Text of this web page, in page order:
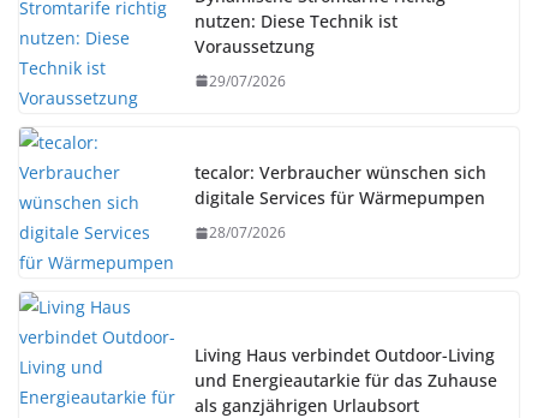
nutzen: Diese Technik ist
Voraussetzung
29/07/2026
tecalor: Verbraucher wünschen sich
digitale Services für Wärmepumpen
28/07/2026
Living Haus verbindet Outdoor-Living
und Energieautarkie für das Zuhause
als ganzjährigen Urlaubsort